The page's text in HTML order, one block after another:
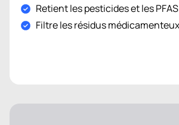
Retient les pesticides et les PFAS
Filtre les résidus médicamenteux